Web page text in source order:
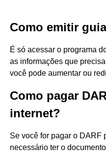
Como emitir
É só acessar o programa
as informações que
você pode aumentar ou
Como pagar
internet?
Se você for pagar o DARF
necessário ter o